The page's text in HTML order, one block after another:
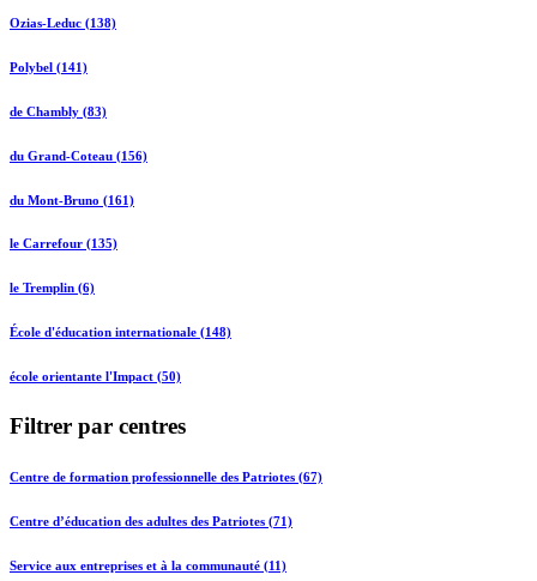
Ozias-Leduc (138)
Polybel (141)
de Chambly (83)
du Grand-Coteau (156)
du Mont-Bruno (161)
le Carrefour (135)
le Tremplin (6)
École d'éducation internationale (148)
école orientante l'Impact (50)
Filtrer par centres
Centre de formation professionnelle des Patriotes (67)
Centre d’éducation des adultes des Patriotes (71)
Service aux entreprises et à la communauté (11)